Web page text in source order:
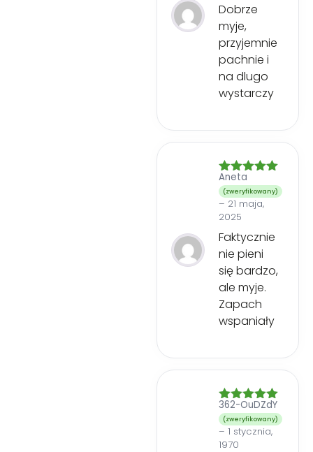
Dobrze
myje,
przyjemnie
pachnie i
na dlugo
wystarczy
Oceniono
na 5
Aneta
(zweryfikowany)
– 21 maja,
2025
Faktycznie
nie pieni
się bardzo,
ale myje.
Zapach
wspaniały
Oceniono5
na 5
362-OuDZdY
(zweryfikowany)
– 1 stycznia,
1970